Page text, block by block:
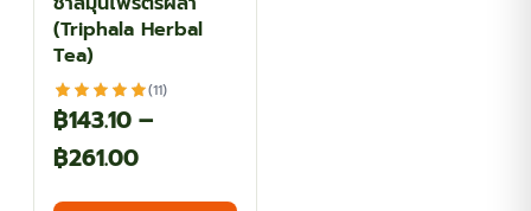
(Triphala Herbal
Tea)
(11)
฿143.10 –
฿261.00Price
range:
This